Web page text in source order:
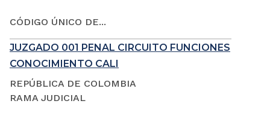
CÓDIGO ÚNICO DE...
JUZGADO 001 PENAL CIRCUITO FUNCIONES
CONOCIMIENTO CALI
REPÚBLICA DE COLOMBIA
RAMA JUDICIAL